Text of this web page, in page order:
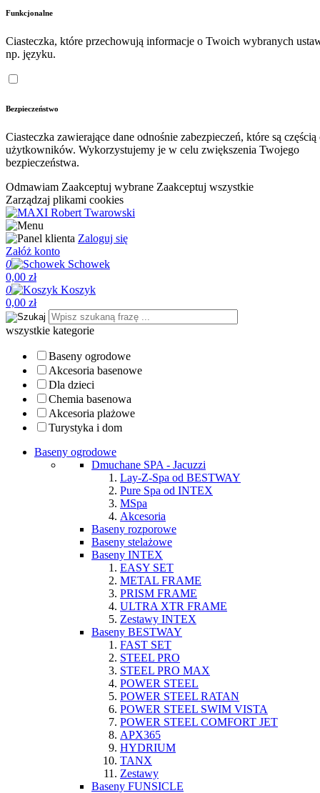
Funkcjonalne
Ciasteczka, które przechowują informacje o Twoich wybranych
np. języku.
Bezpieczeństwo
Ciasteczka zawierające dane odnośnie zabezpieczeń, które są
użytkowników. Wykorzystujemy je w celu zwiększenia Twojego
bezpieczeństwa.
Odmawiam Zaakceptuj wybrane Zaakceptuj wszystkie
Zarządzaj plikami cookies
Zaloguj się
Załóż konto
0
Schowek
0,00 zł
0
Koszyk
0,00 zł
wszystkie kategorie
Baseny ogrodowe
Akcesoria basenowe
Dla dzieci
Chemia basenowa
Akcesoria plażowe
Turystyka i dom
Baseny ogrodowe
Dmuchane SPA - Jacuzzi
Lay-Z-Spa od BESTWAY
Pure Spa od INTEX
MSpa
Akcesoria
Baseny rozporowe
Baseny stelażowe
Baseny INTEX
EASY SET
METAL FRAME
PRISM FRAME
ULTRA XTR FRAME
Zestawy INTEX
Baseny BESTWAY
FAST SET
STEEL PRO
STEEL PRO MAX
POWER STEEL
POWER STEEL RATAN
POWER STEEL SWIM VISTA
POWER STEEL COMFORT JET
APX365
HYDRIUM
TANX
Zestawy
Baseny FUNSICLE